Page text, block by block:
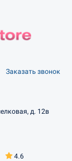
Заказать звонок
4.6
д. 12в